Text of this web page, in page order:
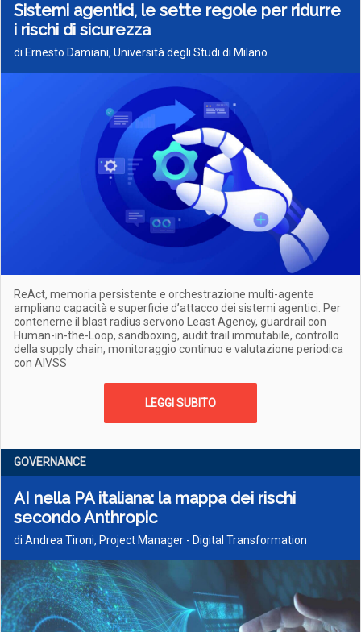
Sistemi agentici, le sette regole per ridurre
i rischi di sicurezza
di Ernesto Damiani, Università degli Studi di Milano
ReAct, memoria persistente e orchestrazione multi-agente
ampliano capacità e superficie d’attacco dei sistemi agentici. Per
contenerne il blast radius servono Least Agency, guardrail con
Human-in-the-Loop, sandboxing, audit trail immutabile, controllo
della supply chain, monitoraggio continuo e valutazione periodica
con AIVSS
LEGGI SUBITO
GOVERNANCE
AI nella PA italiana: la mappa dei rischi
secondo Anthropic
di Andrea Tironi, Project Manager - Digital Transformation